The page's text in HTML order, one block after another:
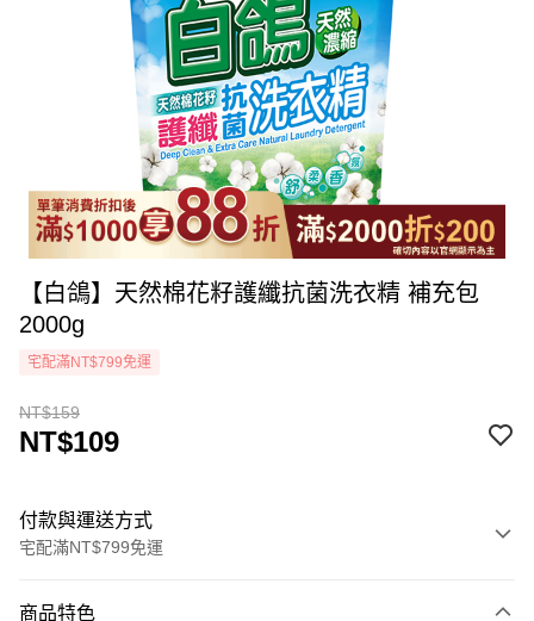
【白鴿】天然棉花籽護纖抗菌洗衣精 補充包
2000g
宅配滿NT$799免運
NT$159
NT$109
付款與運送方式
宅配滿NT$799免運
商品特色